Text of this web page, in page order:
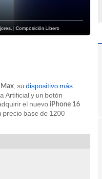
| Composición Libero
, su dispositivo más
Artificial y un botón
el nuevo iPhone 16
precio base de 1200